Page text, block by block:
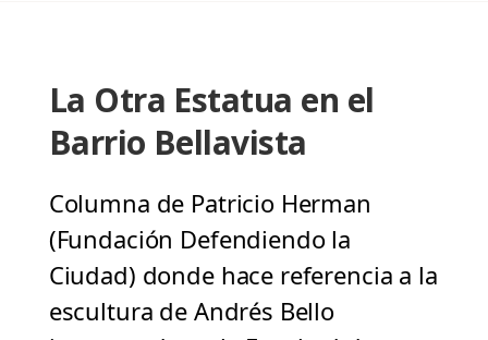
La Otra Estatua en el
Barrio Bellavista
Columna de Patricio Herman
(Fundación Defendiendo la
Ciudad) donde hace referencia a la
escultura de Andrés Bello